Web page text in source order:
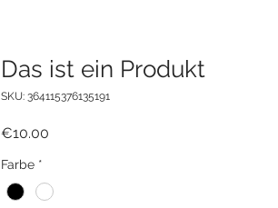
Das ist ein Produkt
SKU: 364115376135191
€10.00
Farbe *